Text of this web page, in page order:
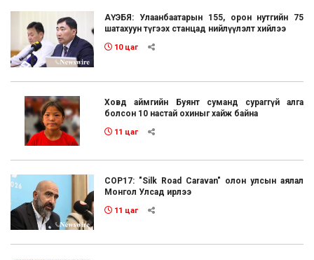
АҮЭБЯ: Улаанбаатарын 155, орон нутгийн 75
шатахуун түгээх станцад нийлүүлэлт хийлээ
10 цаг
Ховд аймгийн Буянт суманд сураггүй алга
болсон 10 настай охиныг хайж байна
11 цаг
COP17: "Silk Road Caravan" олон улсын аялал
Монгол Улсад ирлээ
11 цаг